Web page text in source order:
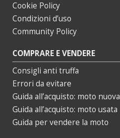
Cookie Policy
Condizioni d’uso
Community Policy
COMPRARE E VENDERE
Consigli anti truffa
Errori da evitare
Guida all’acquisto: moto nuova
Guida all’acquisto: moto usata
Guida per vendere la moto